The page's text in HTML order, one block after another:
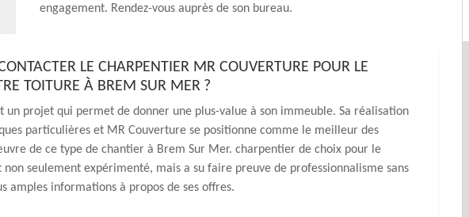
engagement. Rendez-vous auprès de son bureau.
LE CHARPENTIER MR COUVERTURE POUR LE
TOITURE À BREM SUR MER ?
un projet qui permet de donner une plus-value à son immeuble. Sa réalisation
particulières et MR Couverture se positionne comme le meilleur des
de ce type de chantier à Brem Sur Mer. charpentier de choix pour le
seulement expérimenté, mais a su faire preuve de professionnalisme sans
amples informations à propos de ses offres.